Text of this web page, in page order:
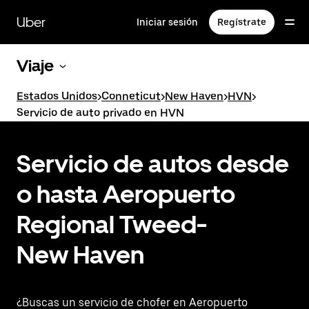
contenido
principal
Uber Iniciar sesión Regístrate
Viaje
Estados Unidos>Conneticut>New Haven>HVN>
Servicio de auto privado en HVN
Servicio de autos desde
o hasta Aeropuerto
Regional Tweed-
New Haven
¿Buscas un servicio de chofer en Aeropuerto